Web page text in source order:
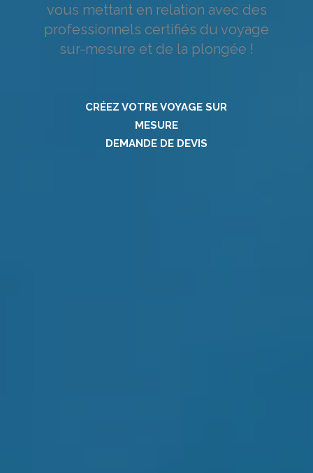
vous mettant en relation avec des
professionnels certifiés du voyage
sur-mesure et de la plongée !
CRÉEZ VOTRE VOYAGE SUR
MESURE
DEMANDE DE DEVIS